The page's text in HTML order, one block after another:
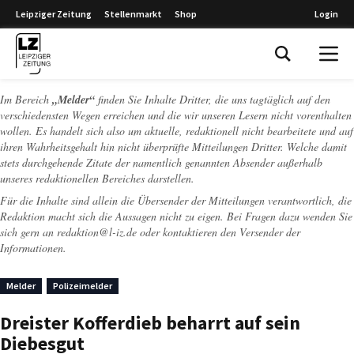
Leipziger Zeitung Stellenmarkt Shop Login
Im Bereich „Melder“ finden Sie Inhalte Dritter, die uns tagtäglich auf den
verschiedensten Wegen erreichen und die wir unseren Lesern nicht vorenthalten
wollen. Es handelt sich also um aktuelle, redaktionell nicht bearbeitete und auf
ihren Wahrheitsgehalt hin nicht überprüfte Mitteilungen Dritter. Welche damit
stets durchgehende Zitate der namentlich genannten Absender außerhalb
unseres redaktionellen Bereiches darstellen.
Für die Inhalte sind allein die Übersender der Mitteilungen verantwortlich, die
Redaktion macht sich die Aussagen nicht zu eigen. Bei Fragen dazu wenden Sie
sich gern an redaktion@l-iz.de oder kontaktieren den Versender der
Informationen.
Melder Polizeimelder
Dreister Kofferdieb beharrt auf sein
Diebesgut